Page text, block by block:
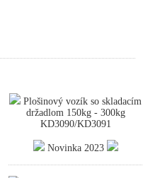
Plošinový vozík so skladacím
držadlom 150kg - 300kg
KD3090/KD3091
Novinka 2023